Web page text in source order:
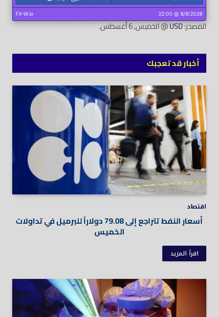
المصدر:USD@ الخميس, 6 أغسطس.
أخبار قد تعجبك
اقتصاد
أسعار النفط تتراجع إلى 79.08 دولاراً للبرميل في تداولات
الخميس
اقرأ المزيد